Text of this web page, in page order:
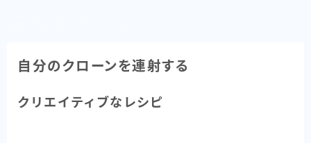
自分のクローンを連射する
クリエイティブなレシピ